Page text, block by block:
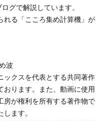
グで解説しています。
れる「こころ集め計算機」が
波
ックスを代表とする共同著作
おります。また、動画に使用
房が権利を所有する著作物で
ます。